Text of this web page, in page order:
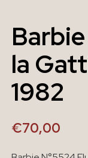
la
1982
€70,00